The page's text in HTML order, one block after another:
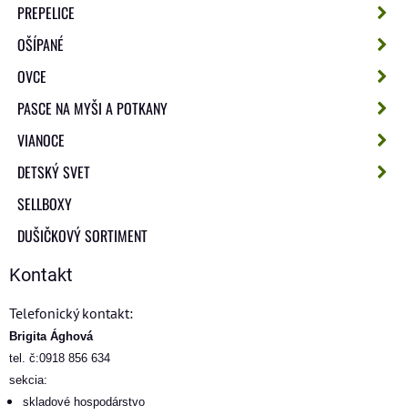
PREPELICE
OŠÍPANÉ
OVCE
PASCE NA MYŠI A POTKANY
VIANOCE
DETSKÝ SVET
SELLBOXY
DUŠIČKOVÝ SORTIMENT
Kontakt
Telefonický kontakt:
Brigita Ághová
tel. č:0918 856 634
sekcia:
skladové hospodárstvo